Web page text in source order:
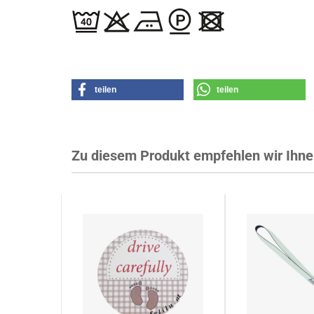
teilen teilen
Zu diesem Produkt empfehlen wir